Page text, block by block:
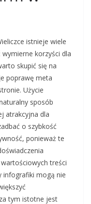
istnieje wiele
korzyści dla
skupić się na
poprawę meta
Użycie
sposób
atrakcyjna dla
o szybkość
ponieważ te
treści
infografiki mogą nie
tym istotne jest